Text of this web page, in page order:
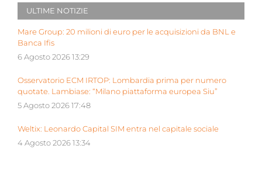
ULTIME NOTIZIE
Mare Group: 20 milioni di euro per le acquisizioni da BNL e
Banca Ifis
6 Agosto 2026 13:29
Osservatorio ECM IRTOP: Lombardia prima per numero
quotate. Lambiase: “Milano piattaforma europea Siu”
5 Agosto 2026 17:48
Weltix: Leonardo Capital SIM entra nel capitale sociale
4 Agosto 2026 13:34